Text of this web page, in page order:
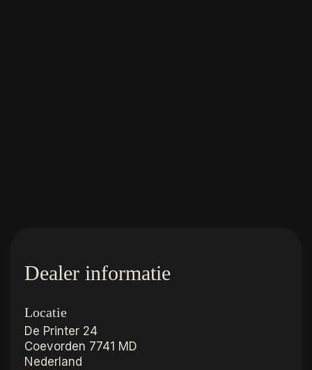
Dealer informatie
Locatie
De Printer 24
Coevorden 7741 MD
Nederland